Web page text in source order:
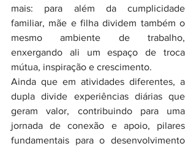
mais: para além da cumplicidade
familiar, mãe e filha dividem também o
mesmo ambiente de trabalho,
enxergando ali um espaço de troca
mútua, inspiração e crescimento.
Ainda que em atividades diferentes, a
dupla divide experiências diárias que
geram valor, contribuindo para uma
jornada de conexão e apoio, pilares
fundamentais para o desenvolvimento